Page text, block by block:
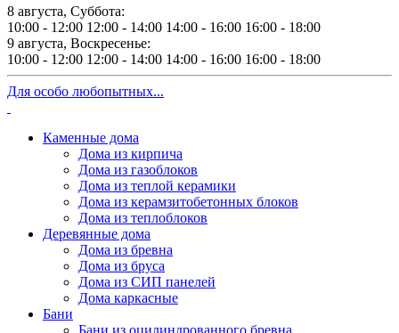
8 августа, Суббота:
10:00 - 12:00 12:00 - 14:00 14:00 - 16:00 16:00 - 18:00
9 августа, Воскресенье:
10:00 - 12:00 12:00 - 14:00 14:00 - 16:00 16:00 - 18:00
Для особо любопытных...
Каменные дома
Дома из кирпича
Дома из газоблоков
Дома из теплой керамики
Дома из керамзитобетонных блоков
Дома из теплоблоков
Деревянные дома
Дома из бревна
Дома из бруса
Дома из СИП панелей
Дома каркасные
Бани
Бани из оцилиндрованного бревна